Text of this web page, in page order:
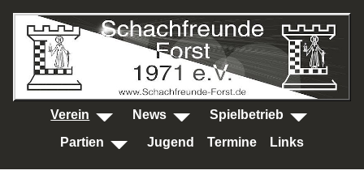
SKIP TO MAIN CONTENT
Verein News
Spielbetrieb
Partien
Jugend Termine Links